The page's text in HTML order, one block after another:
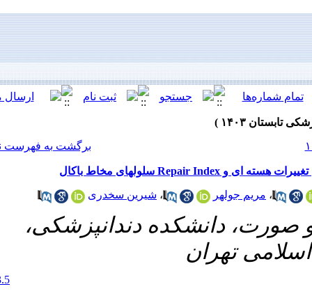
شیرین سخدری
دندانپزشکی،
20.1001.1.20084676.1403.21.2.3.5